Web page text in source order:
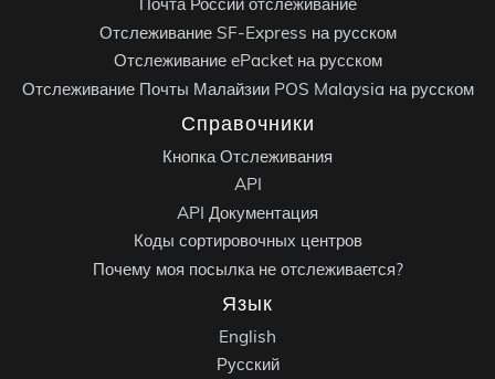
Отслеживание SF-Express на русском
Отслеживание ePacket на русском
Отслеживание Почты Малайзии POS Malaysia на русском
Справочники
Кнопка Отслеживания
API
API Документация
Коды сортировочных центров
Почему моя посылка не отслеживается?
Язык
English
Русский